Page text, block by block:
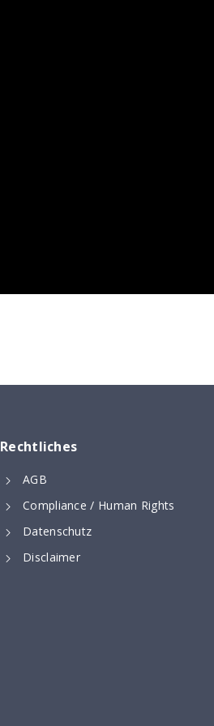
Rechtliches
AGB
Compliance / Human Rights
Datenschutz
Disclaimer